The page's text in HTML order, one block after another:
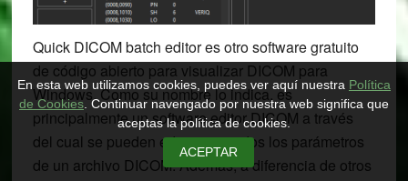
Quick DICOM batch editor es otro software gratuito
de código abierto para visualizar DICOM para
Windows. Como su nombre lo indica, es
principalmente un software editor DICOM a través
del cual se pueden editar casi todos los parámetros
de un archivo DICOM. Además, a diferencia de otros
En esta web utilizamos cookies, puedes ver aquí nuestra Política
de Cookies. Continuar navengado por nuestra web significa que
aceptas la política de cookies.
ACEPTAR